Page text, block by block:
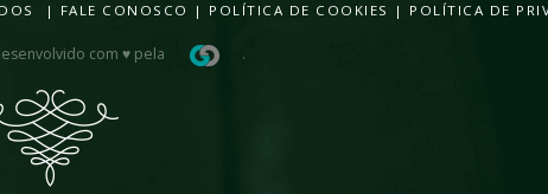
| FALE CONOSCO | POLÍTICA DE COOKIES | POLÍTICA DE
com ♥ pela .